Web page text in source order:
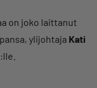
on joko laittanut
ylijohtaja Kati